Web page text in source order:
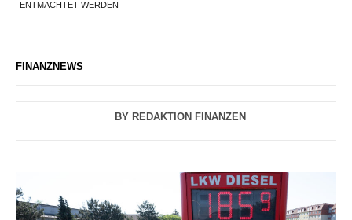
ENTMACHTET WERDEN
FINANZNEWS
BY REDAKTION FINANZEN